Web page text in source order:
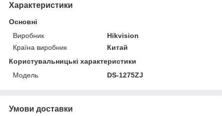
Характеристики
Основні
Виробник
Hikvision
Країна виробник
Китай
Користувальницькі характеристики
Модель
DS-1275ZJ
Умови доставки